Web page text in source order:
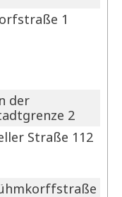
1
der
2
Straße 112